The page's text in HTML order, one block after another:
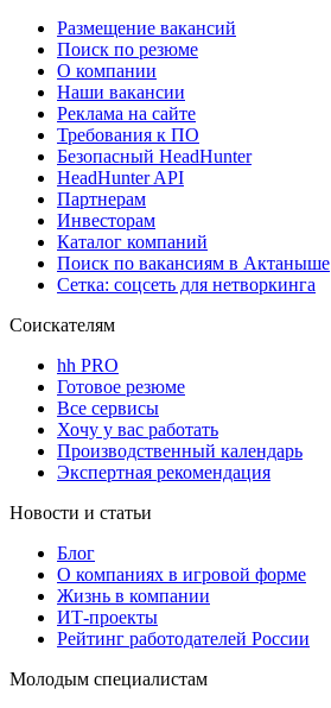
Размещение вакансий
Поиск по резюме
О компании
Наши вакансии
Реклама на сайте
Требования к ПО
Безопасный HeadHunter
HeadHunter API
Партнерам
Инвесторам
Каталог компаний
Поиск по вакансиям в Актаныше
Сетка: соцсеть для нетворкинга
Соискателям
hh PRO
Готовое резюме
Все сервисы
Хочу у вас работать
Производственный календарь
Экспертная рекомендация
Новости и статьи
Блог
О компаниях в игровой форме
Жизнь в компании
ИТ-проекты
Рейтинг работодателей России
Молодым специалистам